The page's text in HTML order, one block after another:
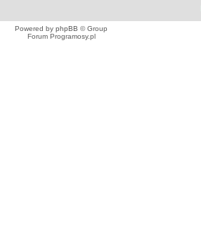
Powered by phpBB © Group
Forum Programosy.pl